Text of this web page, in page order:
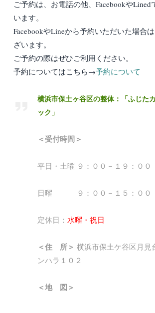
ご予約は、お電話の他、FacebookやLined
います。
FacebookやLineから予約いただいた場合
ざいます。
ご予約の際はぜひご利用ください。
予約についてはこちら→予約について
横浜市保土ヶ谷区の整体：「ふじた
ック」
＜受付時間＞
平日・土曜 ９：００－１９：００
日曜 ９：００－１５：００
定休日： 水曜・祝日
＜住 所＞ 横浜市保土ケ谷区月見
ンハラ１０２
＜地 図＞